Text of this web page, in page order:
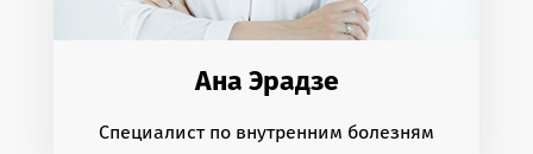
Ана Эрадзе
Специалист по внутренним болезням